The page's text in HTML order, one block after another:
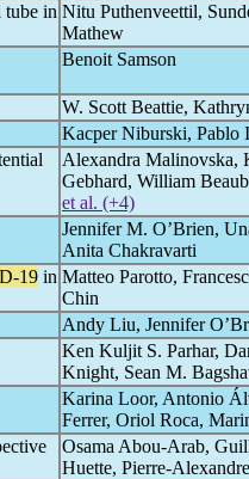
tube in Nitu Puthenveettil,
Mathew
Benoit Samson
W. Scott Beattie,
Kacper Niburski, Pablo
Alexandra Malinovska,
Gebhard, William
et al. (+4)
Jennifer M. O’Brien,
Anita Chakravarti
19 in Matteo Parotto,
Chin
Andy Liu, Jennifer
Ken Kuljit S. Parhar,
Knight, Sean M.
Karina Loor, Antonio
Ferrer, Oriol Roca,
Osama Abou-Arab,
Huette, Pierre-